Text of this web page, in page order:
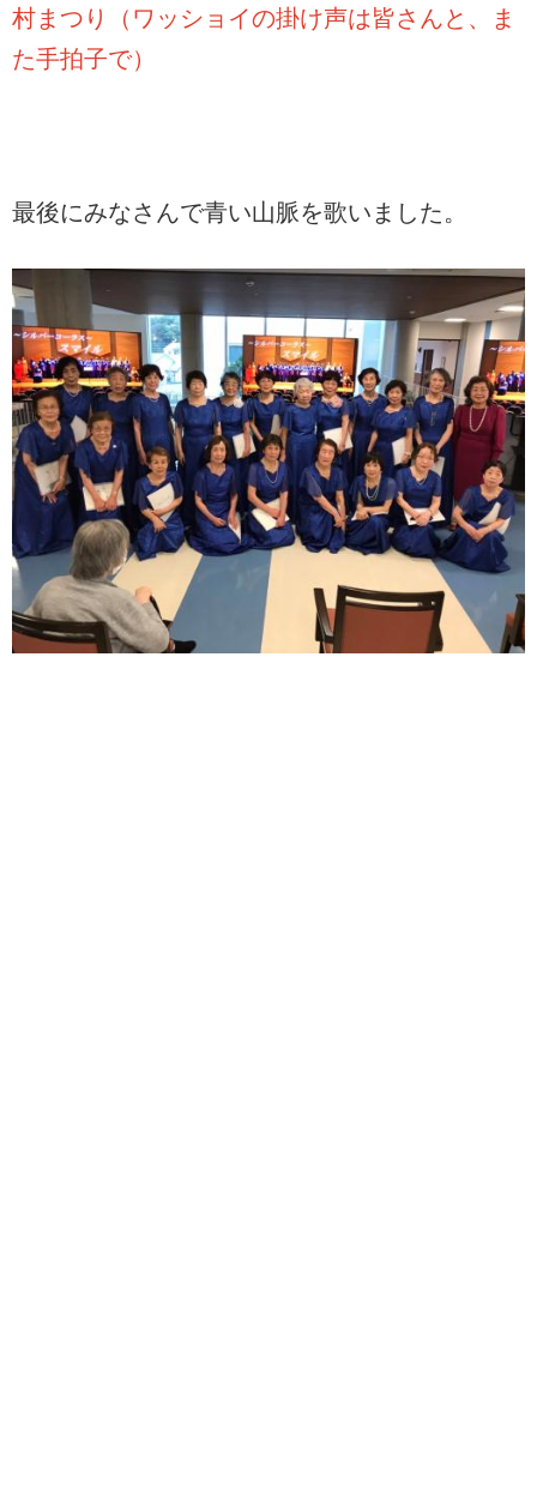
村まつり（ワッショイの掛け声は皆さんと、ま
た手拍子で）
最後にみなさんで青い山脈を歌いました。